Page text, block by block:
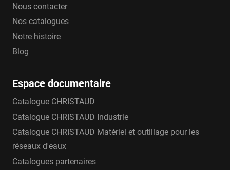
Nous contacter
Nos catalogues
Notre histoire
Blog
Espace documentaire
Catalogue CHRISTAUD
Catalogue CHRISTAUD Industrie
Catalogue CHRISTAUD Matériel et outillage pour les
réseaux d'eaux
Catalogues partenaires